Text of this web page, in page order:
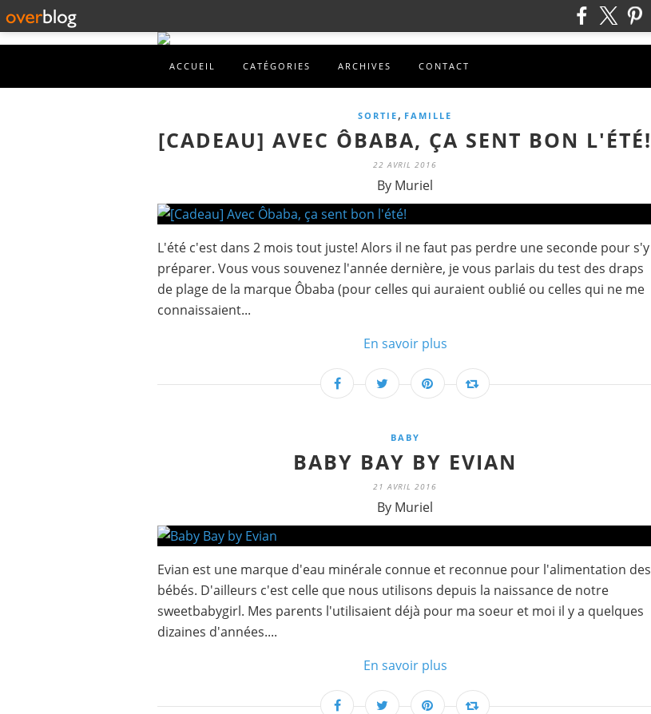
ACCUEIL CATÉGORIES ARCHIVES CONTACT
SORTIE , FAMILLE
[CADEAU] AVEC ÔBABA, ÇA SENT BON L'ÉTÉ!
22 AVRIL 2016
By Muriel
L'été c'est dans 2 mois tout juste! Alors il ne faut pas perdre une seconde pour s'y
préparer. Vous vous souvenez l'année dernière, je vous parlais du test des draps
de plage de la marque Ôbaba (pour celles qui auraient oublié ou celles qui ne me
connaissaient...
En savoir plus
BABY
BABY BAY BY EVIAN
21 AVRIL 2016
By Muriel
Evian est une marque d'eau minérale connue et reconnue pour l'alimentation des
bébés. D'ailleurs c'est celle que nous utilisons depuis la naissance de notre
sweetbabygirl. Mes parents l'utilisaient déjà pour ma soeur et moi il y a quelques
dizaines d'années....
En savoir plus